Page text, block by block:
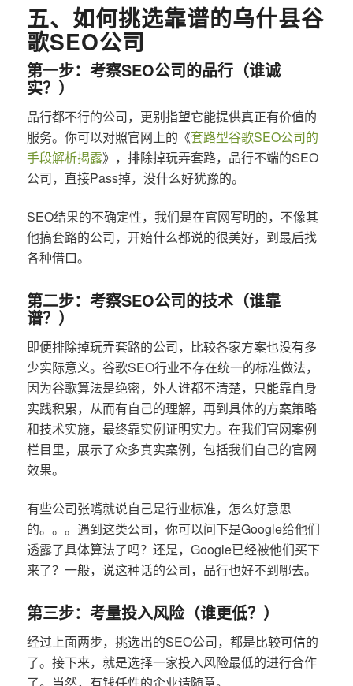
五、如何挑选靠谱的乌什县谷
歌SEO公司
第一步：考察SEO公司的品行（谁诚
实？）
品行都不行的公司，更别指望它能提供真正有价值的
服务。你可以对照官网上的《套路型谷歌SEO公司的
手段解析揭露》，排除掉玩弄套路，品行不端的SEO
公司，直接Pass掉，没什么好犹豫的。
SEO结果的不确定性，我们是在官网写明的，不像其
他搞套路的公司，开始什么都说的很美好，到最后找
各种借口。
第二步：考察SEO公司的技术（谁靠
谱？）
即便排除掉玩弄套路的公司，比较各家方案也没有多
少实际意义。谷歌SEO行业不存在统一的标准做法，
因为谷歌算法是绝密，外人谁都不清楚，只能靠自身
实践积累，从而有自己的理解，再到具体的方案策略
和技术实施，最终靠实例证明实力。在我们官网案例
栏目里，展示了众多真实案例，包括我们自己的官网
效果。
有些公司张嘴就说自己是行业标准，怎么好意思
的。。。遇到这类公司，你可以问下是Google给他们
透露了具体算法了吗？还是，Google已经被他们买下
来了？一般，说这种话的公司，品行也好不到哪去。
第三步：考量投入风险（谁更低？）
经过上面两步，挑选出的SEO公司，都是比较可信的
了。接下来，就是选择一家投入风险最低的进行合作